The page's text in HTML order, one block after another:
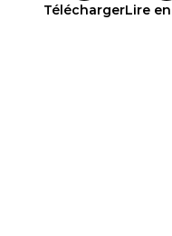
TéléchargerLire